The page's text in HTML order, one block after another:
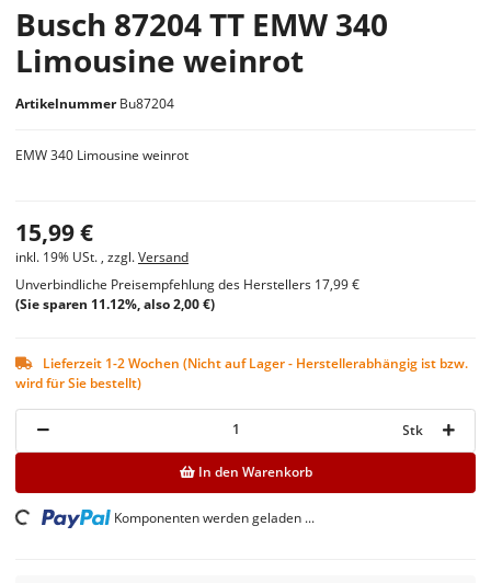
Busch 87204 TT EMW 340
Limousine weinrot
Artikelnummer Bu87204
EMW 340 Limousine weinrot
15,99 €
inkl. 19% USt. , zzgl.Versand
Unverbindliche Preisempfehlung des Herstellers 17,99 €
(Sie sparen 11.12%, also2,00 €)
Stk
In den Warenkorb
Komponenten werden geladen ...
Lieferzeit 1-2 Wochen (Nicht auf Lager - Herstellerabhängig ist bzw.
wird für Sie bestellt)